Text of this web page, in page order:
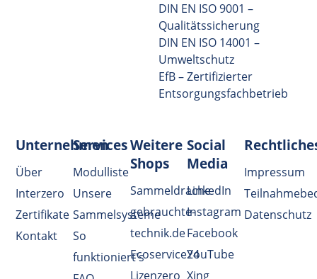
DIN EN ISO 9001 –
Qualitätssicherung
DIN EN ISO 14001 –
Umweltschutz
EfB – Zertifizierter
Entsorgungsfachbetrieb
Unternehmen
Über
Interzero
Zertifikate
Kontakt
Services
Modulliste
Unsere
Sammelsysteme
So
funktioniert's
Weitere
Shops
Sammeldrache
gebrauchte-
technik.de
Ecoservice24
Lizenzero
Social
Media
LinkedIn
Instagram
Facebook
YouTube
Xing
Impressum
Datenschutz